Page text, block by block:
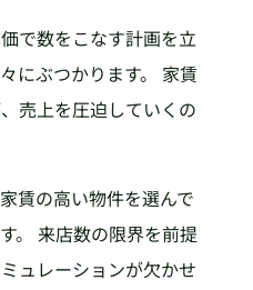
で数をこなす計画を立
にぶつかります。 家賃
売上を圧迫していくの
賃の高い物件を選んで
。 来店数の限界を前提
ュレーションが欠かせ